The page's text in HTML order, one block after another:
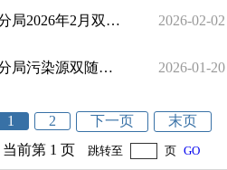
伊犁州生态环境局霍城县分局2026年2月双随机一公开抽查事项及企业清单 2026-02-02
伊犁州生态环境局霍城县分局污染源双随机检查公示信息2026年1月 2026-01-20
1 2 下一页
末页
当前第 1 页 跳转至 页 GO